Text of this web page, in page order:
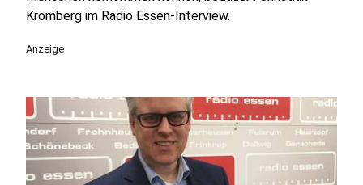
Kromberg im Radio Essen-Interview.
Anzeige